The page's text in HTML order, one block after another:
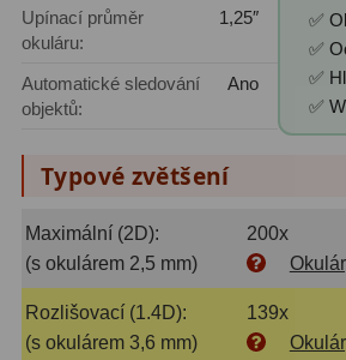
Upínací průměr
okuláru:
1,25″
Automatické sledování
objektů:
Ano
✅
✅
✅
✅
Typové zvětšení
Maximální (2D):
200x
(s okulárem 2,5 mm)
Rozlišovací (1.4D):
139x
(s okulárem 3,6 mm)